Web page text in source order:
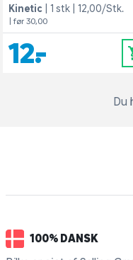
Kinetic
1 stk 12,00/Stk.
| før 30,00
12,-
Du
100% DANSK